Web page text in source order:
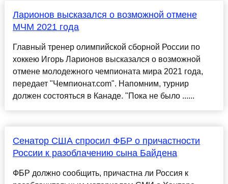
Ларионов высказался о возможной отмене
МЧМ 2021 года
Главный тренер олимпийской сборной России по
хоккею Игорь Ларионов высказался о возможной
отмене молодежного чемпионата мира 2021 года,
передает "Чемпионат.com". Напомним, турнир
должен состояться в Канаде. "Пока не было ......
Сенатор США спросил ФБР о причастности
России к разоблачению сына Байдена
ФБР должно сообщить, причастна ли Россия к